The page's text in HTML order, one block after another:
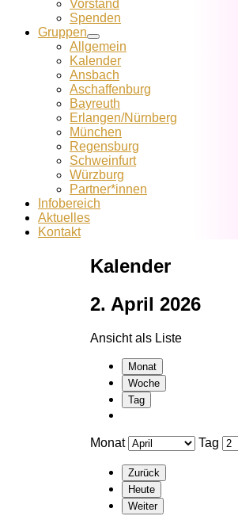
Vorstand
Spenden
Gruppen
Allgemein
Kalender
Ansbach
Aschaffenburg
Bayreuth
Erlangen/Nürnberg
München
Regensburg
Schweinfurt
Würzburg
Partner*innen
Infobereich
Aktuelles
Kontakt
Kalender
2. April 2026
Ansicht als Liste
Monat
Woche
Tag
Monat Tag
Zurück
Heute
Weiter